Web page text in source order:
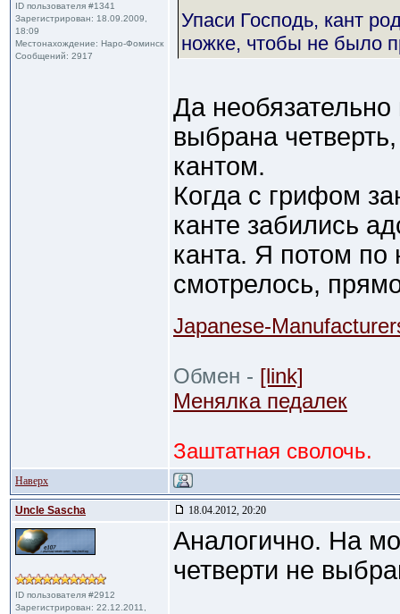
ID пользователя #1341
Зарегистрирован: 18.09.2009,
18:09
Местонахождение: Наро-Фоминск
Сообщений: 2917
Упаси Господь, кант
ножке, чтобы не было
Да
выбрана
кантом.
Когда с грифом
канте забились
канта. Я потом по
смотрелось,
Japanese-
Обмен - [link]
Менялка педалек
Заштатная сволочь.
Наверх
Uncle Sascha 18.04.2012, 20:20
ID пользователя #2912
Зарегистрирован: 22.12.2011,
Аналогично. На
четверти не